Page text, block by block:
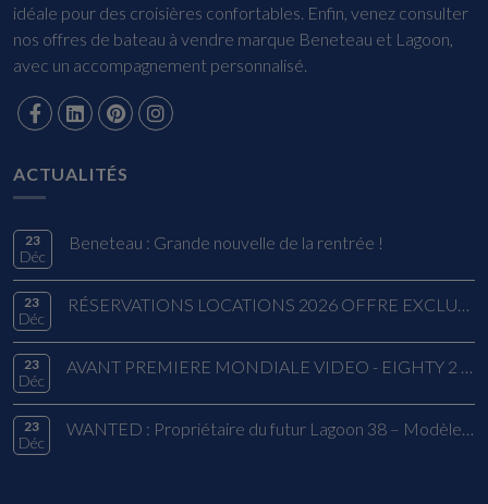
idéale pour des croisières confortables. Enfin, venez consulter
nos offres de bateau à vendre marque Beneteau et Lagoon,
avec un accompagnement personnalisé.
ACTUALITÉS
23
Déc
Beneteau : Grande nouvelle de la rentrée !
23
Déc
23
Déc
23
Déc